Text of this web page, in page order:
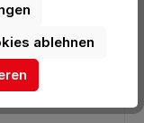
ablehnen